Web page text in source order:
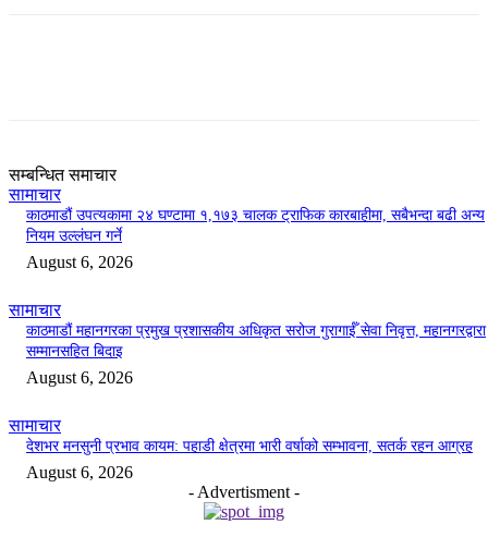
सम्बन्धित समाचार
सामाचार
काठमाडौं उपत्यकामा २४ घण्टामा १,१७३ चालक ट्राफिक कारबाहीमा, सबैभन्दा बढी अन्य
नियम उल्लंघन गर्ने
August 6, 2026
सामाचार
काठमाडौं महानगरका प्रमुख प्रशासकीय अधिकृत सरोज गुरागाईँ सेवा निवृत्त, महानगरद्वारा
सम्मानसहित बिदाइ
August 6, 2026
सामाचार
देशभर मनसुनी प्रभाव कायम: पहाडी क्षेत्रमा भारी वर्षाको सम्भावना, सतर्क रहन आग्रह
August 6, 2026
- Advertisment -